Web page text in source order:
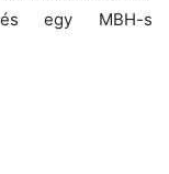
és egy MBH-s